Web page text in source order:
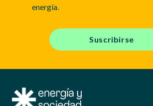
energía.
Suscribirse